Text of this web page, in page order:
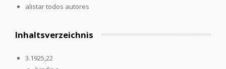
alistar todos autores
Inhaltsverzeichnis
3.1925,22